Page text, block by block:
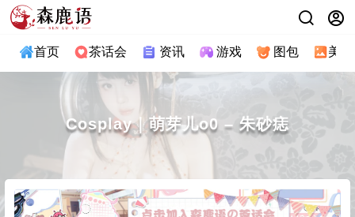
首页 茶话会 资讯 游戏 图包 美图
Cosplay｜萌芽儿o0 – 朱砂痣